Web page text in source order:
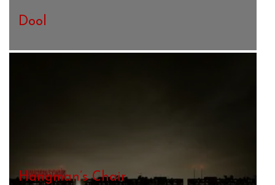
Dool
Hangman’s Chair